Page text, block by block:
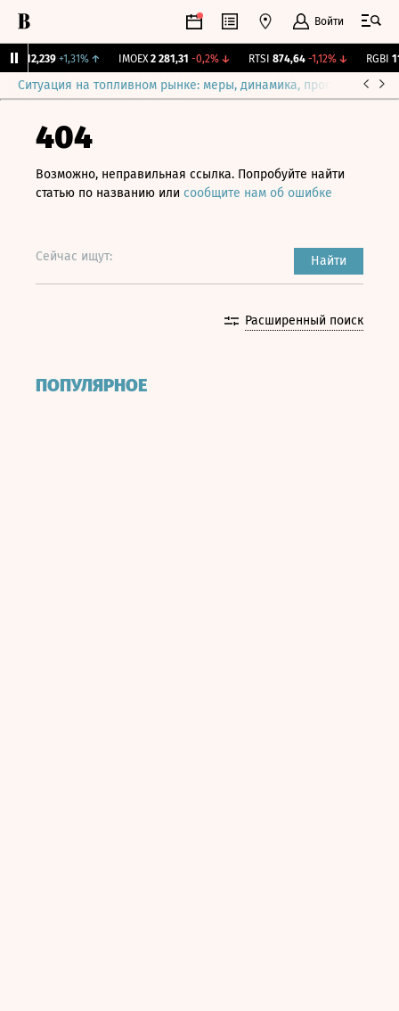
Войти
12,239 +1,31% ↑ IMOEX 2 281,31 -0,2%↓ RTSI 874,64 -1,12%↓ RGBI
Ситуация на топливном рынке: меры, динамика, прогнозы
404
Возможно, неправильная ссылка. Попробуйте найти
статью по названию или сообщите нам об ошибке
Сейчас ищут: Найти
Расширенный поиск
ПОПУЛЯРНОЕ